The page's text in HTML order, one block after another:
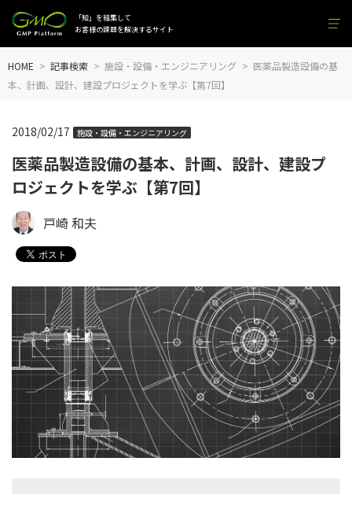
「知」を結集して
お客様の課題を解決するサイト
HOME 記事検索 施設・設備・エンジニアリング
医薬品製造設備の基
本、計画、設計、建設プロジェクトを学ぶ【第7回】
医薬品製造設備の基本、計画、設計、建設プ
ロジェクトを学ぶ【第7回】
2018/02/17 施設・設備・エンジニアリング
戸崎 和夫